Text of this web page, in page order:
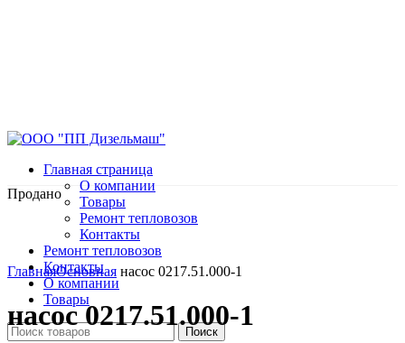
Главная страница
О компании
Товары
Ремонт тепловозов
Контакты
Ремонт тепловозов
Контакты
О компании
Товары
Поиск
Продано
Нажмите, чтобы увеличить
ГлавнаяОсновная насос 0217.51.000-1
насос 0217.51.000-1